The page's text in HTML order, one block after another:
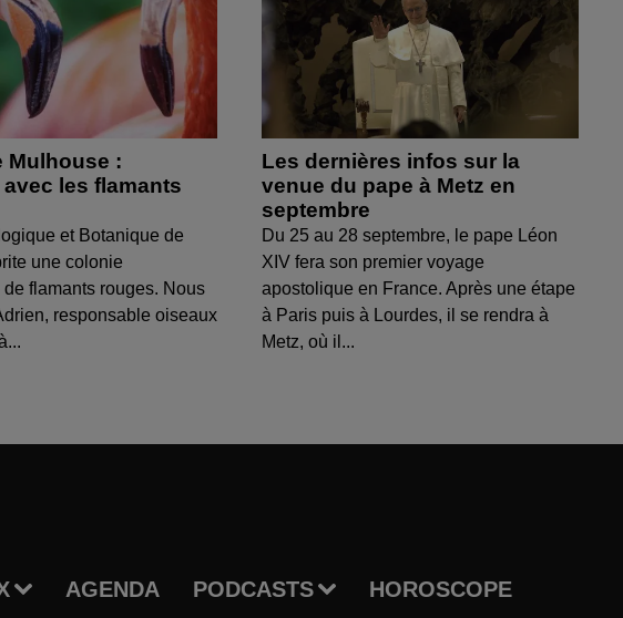
Mulhouse :
les flamants
et Botanique de
une colonie
flamants rouges. Nous
responsable oiseaux
Les dernières infos sur la
venue du pape à Metz en
septembre
Du 25 au 28 septembre, le pape Léon
XIV fera son premier voyage
apostolique en France. Après une étape
à Paris puis à Lourdes, il se rendra à
Metz, où il...
AGENDA PODCASTS HOROSCOPE